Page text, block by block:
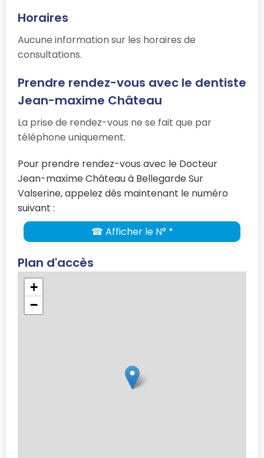
Horaires
Aucune information sur les horaires de
consultations.
Prendre rendez-vous avec le dentiste
Jean-maxime Château
La prise de rendez-vous ne se fait que par
téléphone uniquement.
Pour prendre rendez-vous avec le Docteur
Jean-maxime Château à Bellegarde Sur
Valserine, appelez dès maintenant le numéro
suivant :
☎ Afficher le N° *
Plan d'accès
+
−